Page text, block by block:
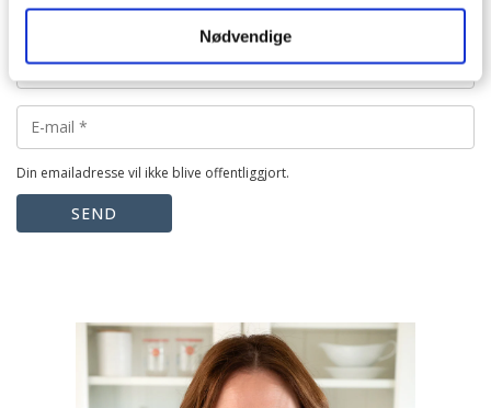
Nødvendige
Din emailadresse vil ikke blive offentliggjort.
SEND